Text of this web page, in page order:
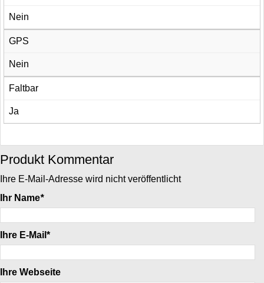
Nein
GPS
Nein
Faltbar
Ja
Produkt Kommentar
Ihre E-Mail-Adresse wird nicht veröffentlicht
Ihr Name*
Ihre E-Mail*
Ihre Webseite